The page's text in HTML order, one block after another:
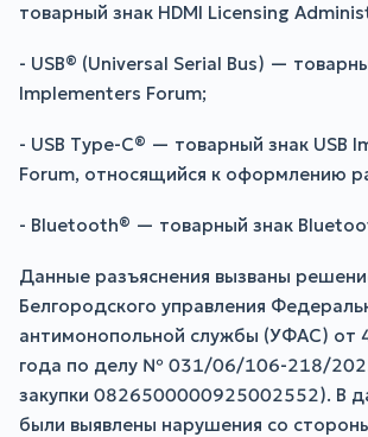
товарный знак HDMI Licensing
- USB® (Universal Serial Bus) —
Implementers Forum;
- USB Type-C® — товарный знак USB
Forum, относящийся к оформлению
- Bluetooth® — товарный знак
Данные разъяснения вызваны
Белгородского управления
антимонопольной службы (УФАС) от
года по делу № 031/06/106-218/
закупки 0826500000925002552). В
были выявлены нарушения со